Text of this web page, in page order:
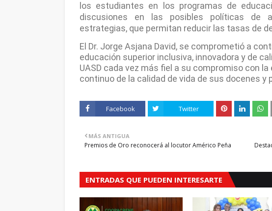
los estudiantes en los programas de
discusiones en las posibles políticas de
estrategias, que permitan reducir las tasas de
El Dr. Jorge Asjana David, se comprometió a
educación superior inclusiva, innovadora y de
UASD cada vez más fiel a su compromiso con
continuo de la calidad de vida de sus docenes y
Facebook Twitter
MÁS ANTIGUA
Premios de Oro reconocerá al locutor Américo Peña
ENTRADAS QUE PUEDEN INTERESARTE